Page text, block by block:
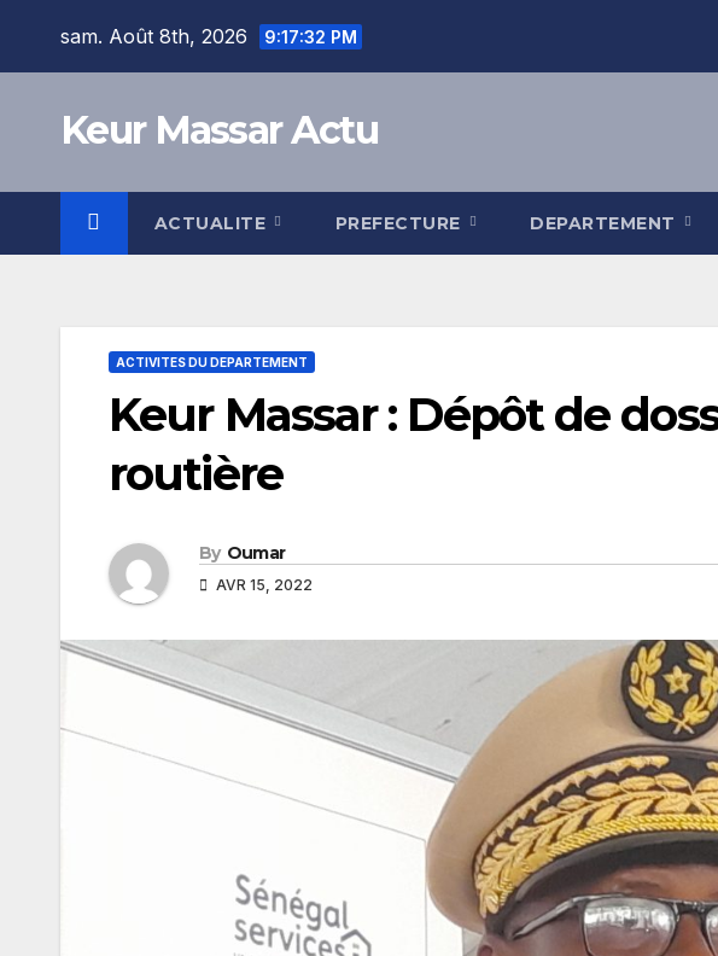
sam. Août 8th, 2026 9:17:33 PM
Keur Massar Actu
ACTUALITE PREFECTURE DEPARTEMENT
ACTIVITES DU DEPARTEMENT
Keur Massar : Dépôt de
routière
By Oumar
AVR 15, 2022